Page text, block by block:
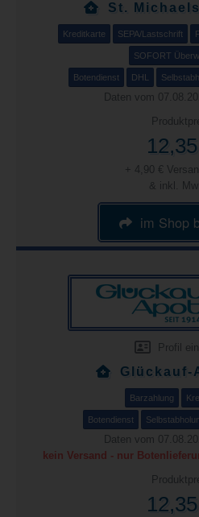
St.
Kreditkarte SEPA/Lastschrift
SOFORT
Botendienst DHL
Daten vom
+ 4,90 €
& inkl.
im Shop
Profil
Glückauf-
Barzahlung
Botendienst
Daten vom
kein Versand - nur